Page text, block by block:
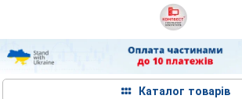
Каталог товарів